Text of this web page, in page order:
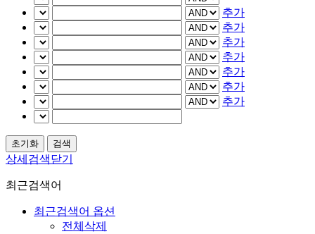
추가
추가
추가
추가
추가
추가
추가
상세검색닫기
최근검색어
최근검색어 옵션
전체삭제